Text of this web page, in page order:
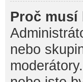
Proč musí
nebo